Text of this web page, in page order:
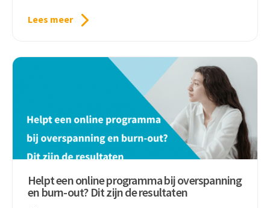
Lees meer
Helpt een online programma bij overspanning
en burn-out? Dit zijn de resultaten